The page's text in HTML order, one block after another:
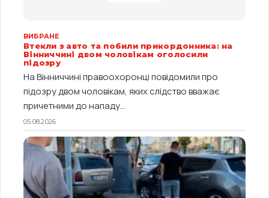
ВИБРАНЕ
Втекли з авто та побили прикордонника: на
Вінниччині двом чоловікам оголосили
підозру
На Вінниччині правоохоронці повідомили про
підозру двом чоловікам, яких слідство вважає
причетними до нападу...
05.08.2026